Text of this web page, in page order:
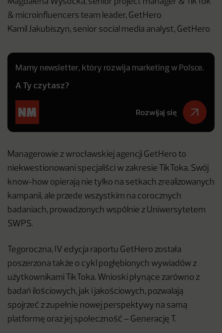
Magdalena Wysocka, senior project manager & TikTok
& microinfluencers team leader, GetHero
Kamil Jakubiszyn, senior social media analyst, GetHero
Mamy newsletter, który rozwija marketing w Polsce.
A Ty czytasz?
Rozwijaj się
Managerowie z wrocławskiej agencji GetHero to
niekwestionowani specjaliści w zakresie TikToka. Swój
know-how opierają nie tylko na setkach zrealizowanych
kampanii, ale przede wszystkim na corocznych
badaniach, prowadzonych wspólnie z Uniwersytetem
SWPS.
Tegoroczna, IV edycja raportu GetHero została
poszerzona także o cykl pogłębionych wywiadów z
użytkownikami TikToka. Wnioski płynące zarówno z
badań ilościowych, jak i jakościowych, pozwalają
spojrzeć z zupełnie nowej perspektywy na samą
platformę oraz jej społeczność – Generację T.